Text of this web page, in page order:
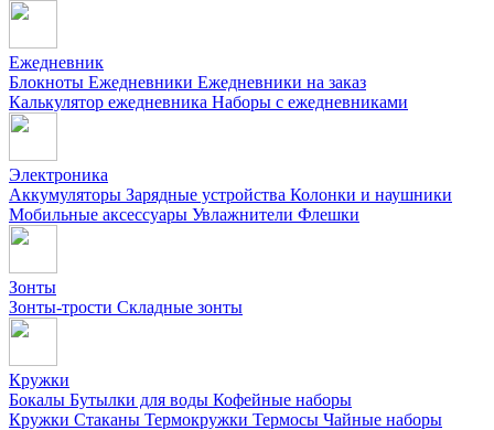
Ежедневник
Блокноты Ежедневники Ежедневники на заказ
Калькулятор ежедневника Наборы с ежедневниками
Электроника
Аккумуляторы Зарядные устройства Колонки и наушники
Мобильные аксессуары Увлажнители Флешки
Зонты
Зонты-трости Складные зонты
Кружки
Бокалы Бутылки для воды Кофейные наборы
Кружки Стаканы Термокружки Термосы Чайные наборы